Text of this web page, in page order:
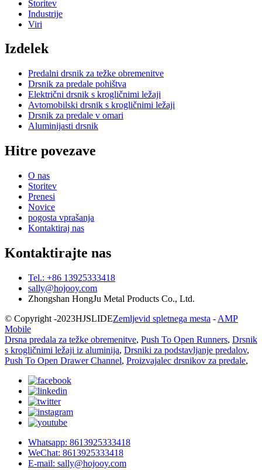
Storitev
Industrije
Viri
Izdelek
Predalni drsnik za težke obremenitve
Drsnik za predale pohištva
Električni drsnik s krogličnimi ležaji
Avtomobilski drsnik s krogličnimi ležaji
Drsnik za predale v omari
Aluminijasti drsnik
Hitre povezave
O nas
Storitev
Prenesi
Novice
pogosta vprašanja
Kontaktiraj nas
Kontaktirajte nas
Tel.: +86 13925333418
sally@hojooy.com
Zhongshan HongJu Metal Products Co., Ltd.
© Copyright -2023HJSLIDEZemljevid spletnega mesta - AMP
Mobile
Drsna predala za težke obremenitve, Push To Open Runners, Drsnik
s krogličnimi ležaji iz aluminija, Drsniki za podstavljanje predalov,
Push To Open Drawer Channel, Proizvajalec drsnikov za predale,
Whatsapp: 8613925333418
WeChat: 8613925333418
E-mail: sally@hojooy.com